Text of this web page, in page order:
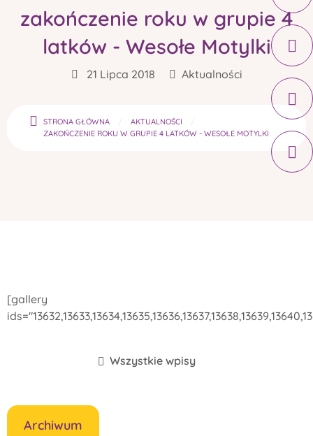
zakończenie roku w grupie 4
latków - Wesołe Motylki
21 Lipca 2018 Aktualności
STRONA GŁÓWNA
AKTUALNOŚCI
ZAKOŃCZENIE ROKU W GRUPIE 4 LATKÓW - WESOŁE MOTYLKI
[gallery
Wszystkie wpisy
Archiwum